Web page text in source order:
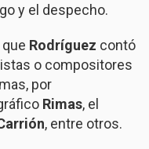
y el despecho.
Rodríguez contó
o compositores
por
Rimas, el
, entre otros.